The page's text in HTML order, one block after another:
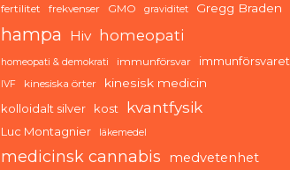
fertilitet frekvenser GMO graviditet Gregg Braden
hampa Hiv homeopati
homeopati & demokrati immunförsvar immunförsvaret
IVF kinesiska örter
kinesisk medicin
kolloidalt silver
kost kvantfysik
Luc Montagnier läkemedel
medicinsk cannabis medvetenhet